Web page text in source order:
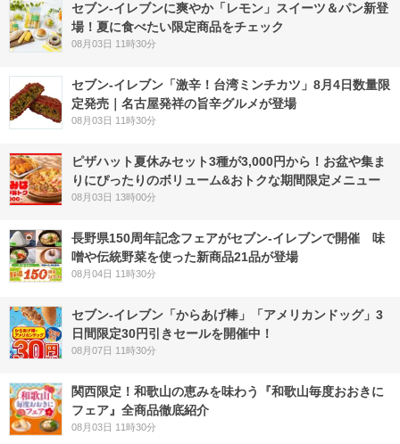
セブン‐イレブンに爽やか「レモン」スイーツ＆パン新登
場！夏に食べたい限定商品をチェック
08月03日 11時30分
セブン-イレブン「激辛！台湾ミンチカツ」8月4日数量限
定発売｜名古屋発祥の旨辛グルメが登場
08月03日 11時30分
ピザハット夏休みセット3種が3,000円から！お盆や集ま
りにぴったりのボリューム&おトクな期間限定メニュー
08月03日 13時00分
長野県150周年記念フェアがセブン-イレブンで開催 味
噌や伝統野菜を使った新商品21品が登場
08月04日 11時30分
セブン‐イレブン「からあげ棒」「アメリカンドッグ」3
日間限定30円引きセールを開催中！
08月07日 11時30分
関西限定！和歌山の恵みを味わう『和歌山毎度おおきに
フェア』全商品徹底紹介
08月03日 11時30分